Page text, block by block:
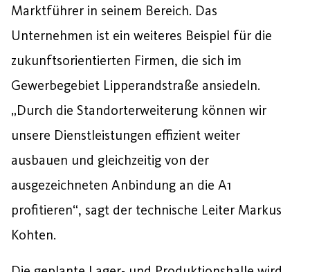
Marktführer in seinem Bereich. Das
Unternehmen ist ein weiteres Beispiel für die
zukunftsorientierten Firmen, die sich im
Gewerbegebiet Lipperandstraße ansiedeln.
„Durch die Standorterweiterung können wir
unsere Dienstleistungen effizient weiter
ausbauen und gleichzeitig von der
ausgezeichneten Anbindung an die A1
profitieren“, sagt der technische Leiter Markus
Kohten.